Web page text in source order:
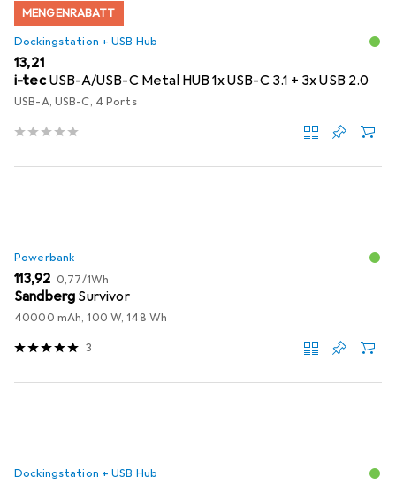
MENGENRABATT
Dockingstation + USB Hub
EUR
13,21
i-tecUSB-A/USB-C Metal HUB 1x USB-C 3.1 + 3x USB 2.0
USB-A, USB-C, 4 Ports
Powerbank
EUR
113,92 EUR
0,77/1Wh
Sandberg Survivor
40000 mAh, 100 W, 148 Wh
3
Dockingstation + USB Hub